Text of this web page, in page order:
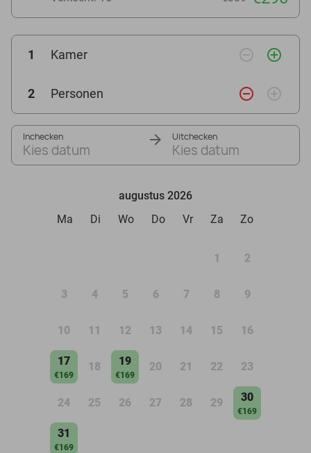
1 Kamer remove_circle_outline add_circle_outline
2 Personen remove_circle_outline add_circle_outline
Inchecken
Kies datum
Uitchecken
Kies datum
augustus 2026
Ma
Di Wo Do Vr Za Zo
1 2
3 4 5 6 7 8 9
10 11 12 13 14 15 16
17
€169
18 19
€169
20 21 22 23
24 25 26 27 28 29 30
€169
31
€169